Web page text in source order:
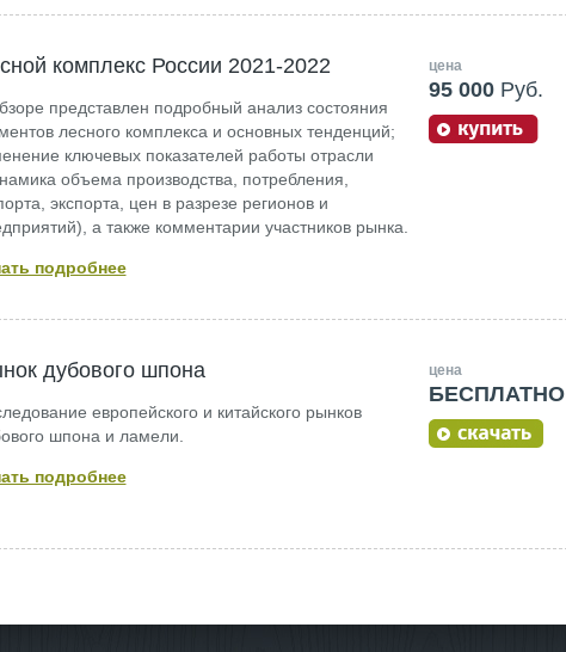
цена
95 000Руб.
комплекс России 2021-2022
представлен подробный анализ состояния
лесного комплекса и основных тенденций;
ключевых показателей работы отрасли
объема производства, потребления,
экспорта, цен в разрезе регионов и
а также комментарии участников рынка.
подробнее
цена
БЕСПЛАТНО
дубового шпона
европейского и китайского рынков
шпона и ламели.
подробнее